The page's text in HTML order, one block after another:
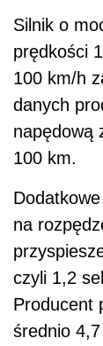
Silnik o
prędkości
100 km/h
danych
napędową
100 km.
na
czyli 1,2
Producent
średnio